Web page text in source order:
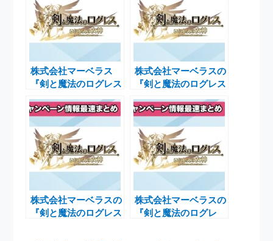
株式会社マーベラス
『剣と魔法のログレス
ボキャンペーン開催中
株式会社マーベラスの
『剣と魔法のログレス
別ガチャを販売開始
株式会社マーベラスの
『剣と魔法のログレス
株式会社マーベラスの
『剣と魔法のログレ